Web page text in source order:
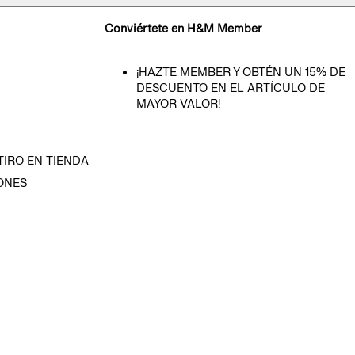
EN TIENDA
Conviértete en H&M Member
¡HAZTE MEMBER Y OBTÉN UN 15% DE
DESCUENTO EN EL ARTÍCULO DE
MAYOR VALOR!